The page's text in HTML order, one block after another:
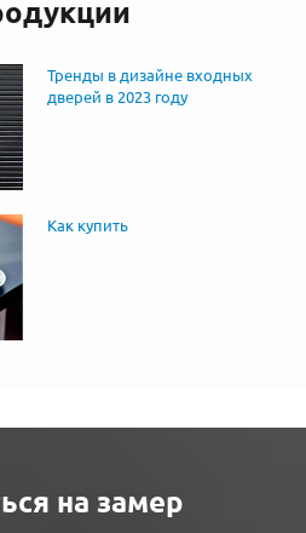
Тренды в дизайне входных
дверей в 2023 году
Как купить
на замер